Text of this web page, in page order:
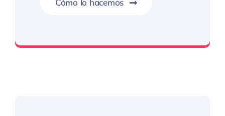
Cómo lo hacemos